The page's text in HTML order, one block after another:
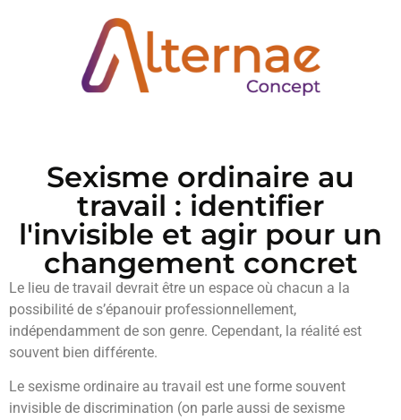
Sexisme ordinaire au
travail : identifier
l'invisible et agir pour un
changement concret
Le lieu de travail devrait être un espace où chacun a la
possibilité de s’épanouir professionnellement,
indépendamment de son genre. Cependant, la réalité est
souvent bien différente.
Le sexisme ordinaire au travail est une forme souvent
invisible de discrimination (on parle aussi de sexisme